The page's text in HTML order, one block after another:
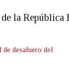
la República
de desafuero del